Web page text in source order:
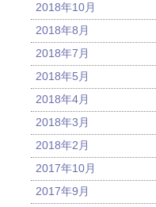
2018年10月
2018年8月
2018年7月
2018年5月
2018年4月
2018年3月
2018年2月
2017年10月
2017年9月